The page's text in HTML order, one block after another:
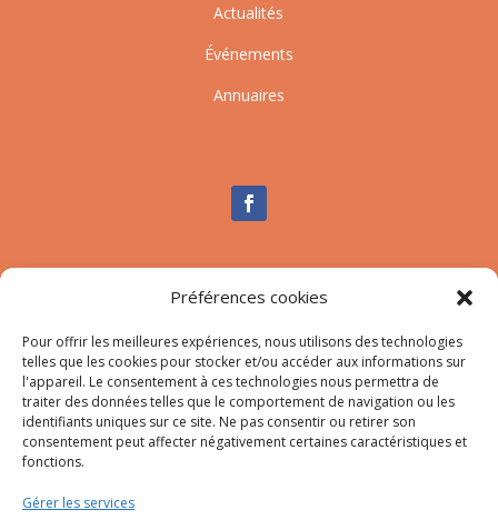
Préférences cookies
Pour offrir les meilleures expériences, nous utilisons des technologies
telles que les cookies pour stocker et/ou accéder aux informations sur
l'appareil. Le consentement à ces technologies nous permettra de
traiter des données telles que le comportement de navigation ou les
identifiants uniques sur ce site. Ne pas consentir ou retirer son
consentement peut affecter négativement certaines caractéristiques et
fonctions.
Gérer les services
Actualités
Événements
Annuaires
Nous contacter
Mail:secretariat-mairie@afa.corsica
Adresse :785 Strada d’Afà – Merria 20167 Afa
© 2023 Mairie d’Afa – Réalisation